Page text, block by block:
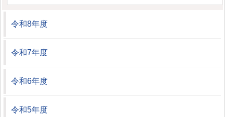
令和8年度
令和7年度
令和6年度
令和5年度